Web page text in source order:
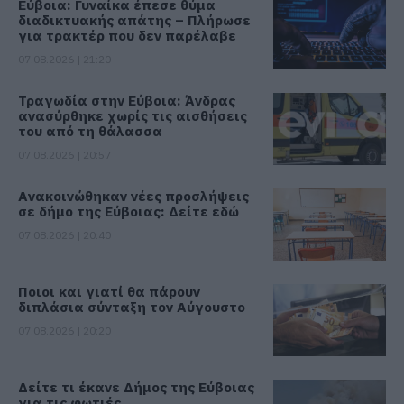
Εύβοια: Γυναίκα έπεσε θύμα
διαδικτυακής απάτης – Πλήρωσε
για τρακτέρ που δεν παρέλαβε
Τραγωδία στην Εύβοια: Άνδρας
ανασύρθηκε χωρίς τις αισθήσεις
του από τη θάλασσα
Ανακοινώθηκαν νέες προσλήψεις
σε δήμο της Εύβοιας: Δείτε εδώ
Ποιοι και γιατί θα πάρουν
διπλάσια σύνταξη τον Αύγουστο
Δείτε τι έκανε Δήμος της Εύβοιας